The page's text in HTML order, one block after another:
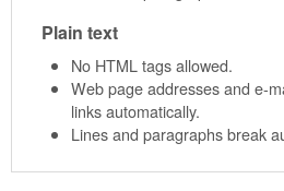
Plain text
No HTML tags allowed.
Web page addresses and e-
links automatically.
Lines and paragraphs break